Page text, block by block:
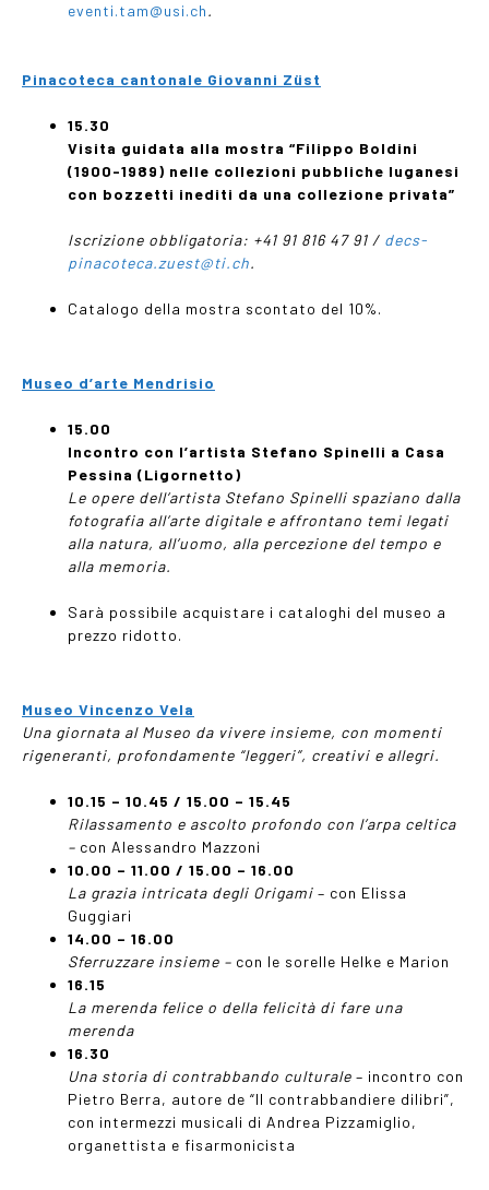
eventi.tam@usi.ch.
Pinacoteca cantonale Giovanni Züst
15.30
Visita guidata alla mostra “Filippo Boldini
(1900-1989) nelle collezioni pubbliche luganesi
con bozzetti inediti da una collezione privata”
Iscrizione obbligatoria: +41 91 816 47 91 / decs-
pinacoteca.zuest@ti.ch.
Catalogo della mostra scontato del 10%.
Museo d’arte Mendrisio
15.00
Incontro con l’artista Stefano Spinelli a Casa
Pessina (Ligornetto)
Le opere dell’artista Stefano Spinelli spaziano dalla
fotografia all’arte digitale e affrontano temi legati
alla natura, all’uomo, alla percezione del tempo e
alla memoria.
Sarà possibile acquistare i cataloghi del museo a
prezzo ridotto.
Museo Vincenzo Vela
Una giornata al Museo da vivere insieme, con momenti
rigeneranti, profondamente “leggeri”, creativi e allegri.
10.15 – 10.45 / 15.00 – 15.45
Rilassamento e ascolto profondo con l’arpa celtica
– con Alessandro Mazzoni
10.00 – 11.00 / 15.00 – 16.00
La grazia intricata degli Origami – con Elissa
Guggiari
14.00 – 16.00
Sferruzzare insieme – con le sorelle Helke e Marion
16.15
La merenda felice o della felicità di fare una
merenda
16.30
Una storia di contrabbando culturale – incontro con
Pietro Berra, autore de “Il contrabbandiere dilibri”,
con intermezzi musicali di Andrea Pizzamiglio,
organettista e fisarmonicista